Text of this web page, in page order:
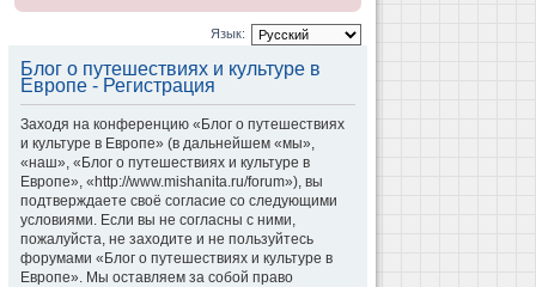
Язык:
Блог о путешествиях и культуре в
Европе - Регистрация
Заходя на конференцию «Блог о путешествиях
и культуре в Европе» (в дальнейшем «мы»,
«наш», «Блог о путешествиях и культуре в
Европе», «http://www.mishanita.ru/forum»), вы
подтверждаете своё согласие со следующими
условиями. Если вы не согласны с ними,
пожалуйста, не заходите и не пользуйтесь
форумами «Блог о путешествиях и культуре в
Европе». Мы оставляем за собой право